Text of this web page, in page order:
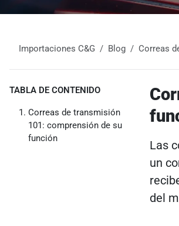
Importaciones C&G Blog Correas
TABLA DE CONTENIDO
Correas de transmisión
101: comprensión de su
función
Las
un
del